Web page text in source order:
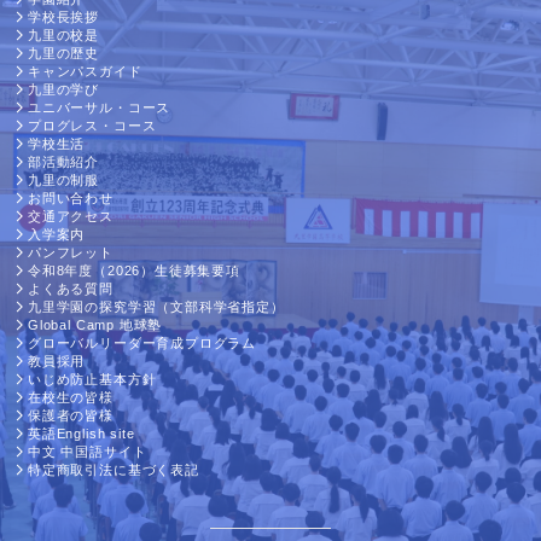
学校長挨拶
九里の校是
九里の歴史
キャンパスガイド
九里の学び
ユニバーサル・コース
プログレス・コース
学校生活
部活動紹介
九里の制服
お問い合わせ
交通アクセス
入学案内
パンフレット
令和8年度（2026）生徒募集要項
よくある質問
九里学園の探究学習（文部科学省指定）
Global Camp 地球塾
グローバルリーダー育成プログラム
教員採用
いじめ防止基本方針
在校生の皆様
保護者の皆様
英語English site
中文 中国語サイト
特定商取引法に基づく表記